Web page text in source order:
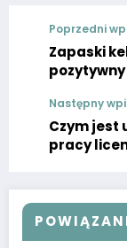
Poprzedni
Zapaski
Następny
Czym jest
pracy